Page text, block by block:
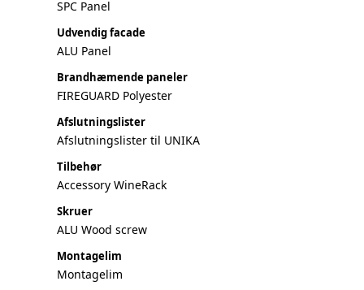
SPC Panel
Udvendig facade
ALU Panel
Brandhæmende paneler
FIREGUARD Polyester
Afslutningslister
Afslutningslister til UNIKA
Tilbehør
Accessory WineRack
Skruer
ALU Wood screw
Montagelim
Montagelim